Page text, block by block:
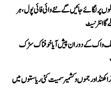
پر لگائے جائیں گے نئے وائی فائی پول، ہر
واک کے دوران پیش آیا خوفناک سڑک
اور جموں و کشمیر سمیت کئی ریاستوں میں